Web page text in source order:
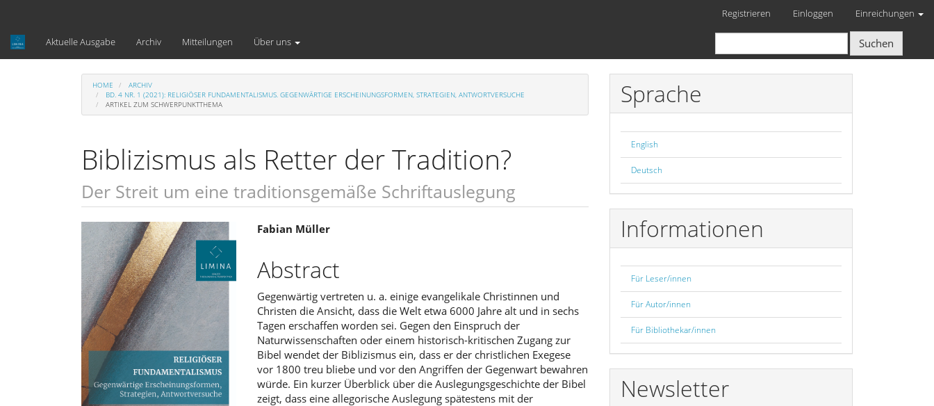
Sidebar
Registrieren Einloggen Einreichungen
Aktuelle Ausgabe Archiv Mitteilungen Über uns Suchen
HOME
ARCHIV
BD. 4 NR. 1 (2021): RELIGIÖSER FUNDAMENTALISMUS. GEGENWÄRTIGE ERSCHEINUNGSFORMEN, STRATEGIEN, ANTWORTVERSUCHE
ARTIKEL ZUM SCHWERPUNKTTHEMA
Biblizismus als Retter der Tradition?
Der Streit um eine traditionsgemäße Schriftauslegung
Artikel-
Sidebar
Hauptsächlicher
Artikelinhalt
Fabian Müller
Abstract
Gegenwärtig vertreten u. a. einige evangelikale Christinnen und
Christen die Ansicht, dass die Welt etwa 6000 Jahre alt und in sechs
Tagen erschaffen worden sei. Gegen den Einspruch der
Naturwissenschaften oder einem historisch-kritischen Zugang zur
Bibel wendet der Biblizismus ein, dass er der christlichen Exegese
vor 1800 treu bliebe und vor den Angriffen der Gegenwart bewahren
würde. Ein kurzer Überblick über die Auslegungsgeschichte der Bibel
zeigt, dass eine allegorische Auslegung spätestens mit der
Sprache
English
Deutsch
Informationen
Für Leser/innen
Für Autor/innen
Für Bibliothekar/innen
Newsletter